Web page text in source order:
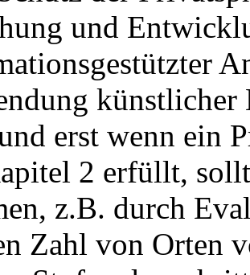
und
künstlicher
erst wenn ein
2 erfüllt,
z.B. durch
Zahl von Orten